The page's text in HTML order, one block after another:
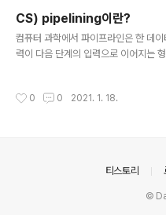
CS) pipelining이란?
컴퓨터 과학에서 파이프라인은 한 데
력이 다음 단계의 입력으로 이어지는
성의 향상을 꾀할 수 있습니다. 각 단계
0 0 2021. 1. 18.
티스토리
©